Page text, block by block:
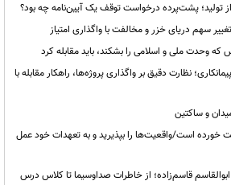
تولید؛ پشت‌پرده درخواست توقف یک آیین‌نامه چه بود؟
سهم دریای خزر و مخالفت با واگذاری امتیاز
وحدت ملی و اسلامی را بشکند، باید مقابله کرد
نظارت دقیق بر واگذاری پروژه‌ها، راهکار مقابله با
و ساکتین
خورده است/واقعیت‌ها را بپذیرید و به تعهدات خود عمل
قاسم‌زاده؛ از خاطرات صداوسیما تا کلاس درس